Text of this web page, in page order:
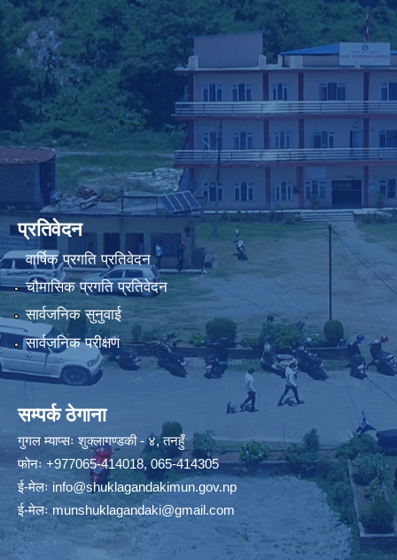
प्रतिवेदन
वार्षिक प्रगति प्रतिवेदन
चौमासिक प्रगति प्रतिवेदन
सार्वजनिक सुनुवाई
सार्वजनिक परीक्षण
सम्पर्क ठेगाना
गुगल म्याप्सःशुक्लागण्डकी - ४, तनहुँ
फोनः+977065-414018,065-414305
ई-मेलः info@shuklagandakimun.gov.np
ई-मेलःmunshuklagandaki@gmail.com